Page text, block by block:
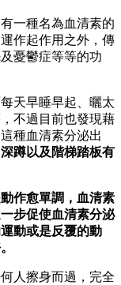
一種名為血清素的
作起作用之外，傳
憂鬱症等等的功
天早睡早起、曬太
不過目前也發現藉
種血清素分泌出
蹲以及階梯踏板有
作愈單調，血清素
步促使血清素分泌
動或是反覆的動
人擦身而過，完全